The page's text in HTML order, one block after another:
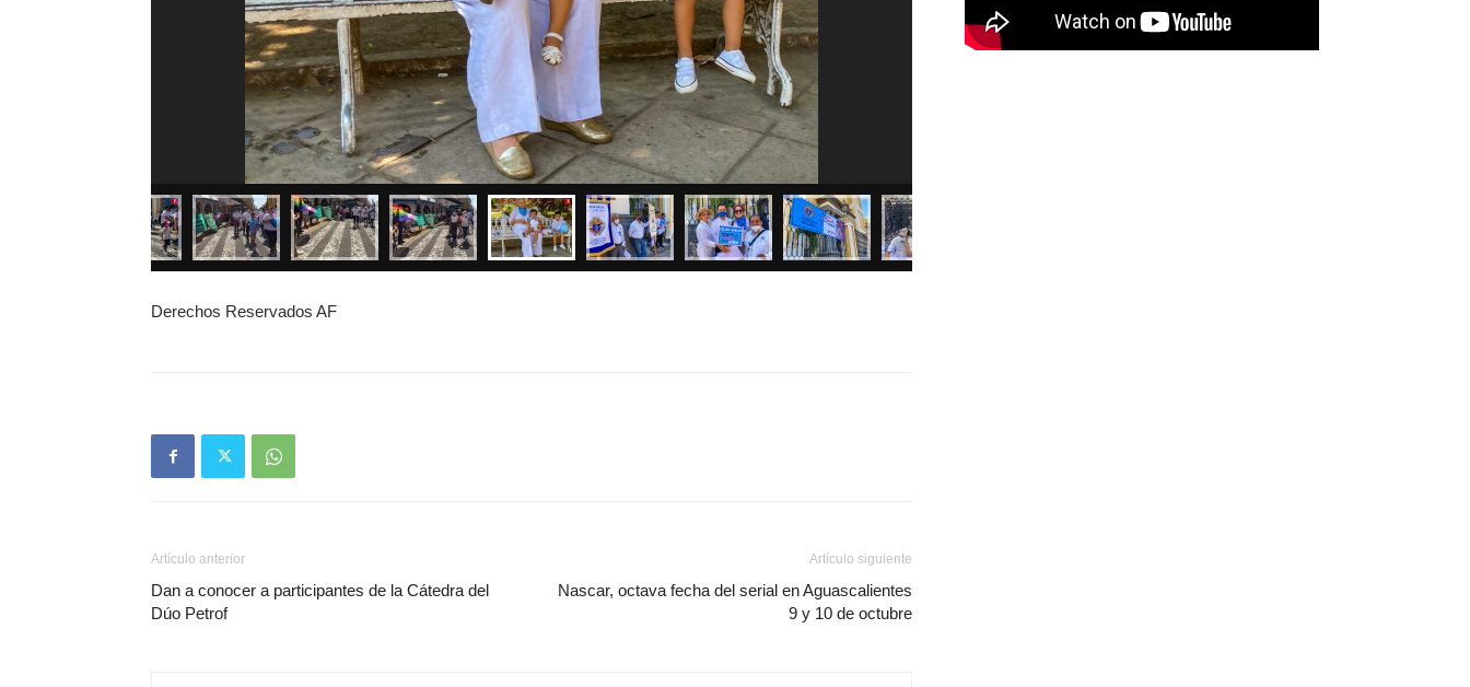
Derechos Reservados AF
Artículo anterior
Dan a conocer a participantes de la Cátedra del
Dúo Petrof
Artículo siguiente
Nascar, octava fecha del serial en Aguascalientes
9 y 10 de octubre